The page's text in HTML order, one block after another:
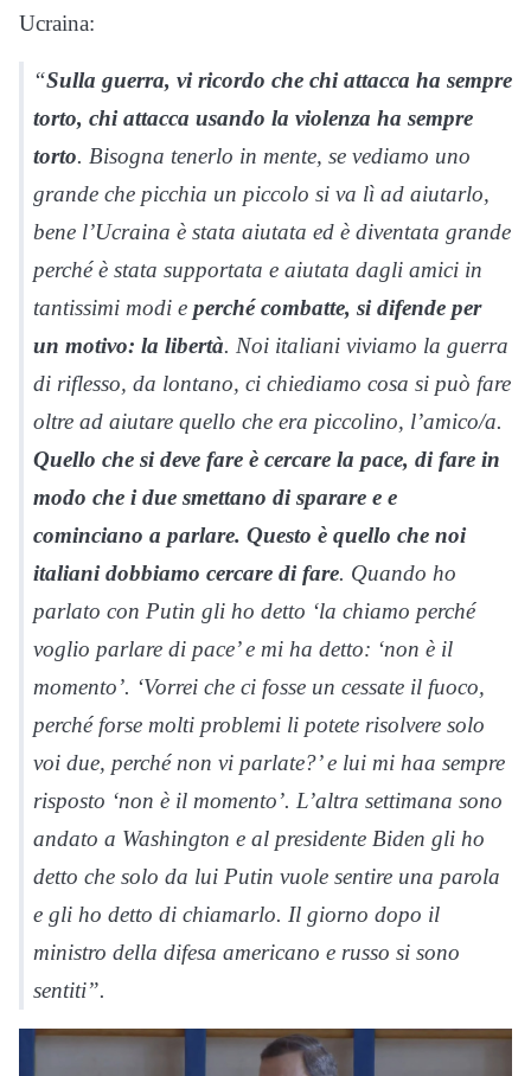
Ucraina:
“Sulla guerra, vi ricordo che chi attacca ha sempre
torto, chi attacca usando la violenza ha sempre
torto. Bisogna tenerlo in mente, se vediamo uno
grande che picchia un piccolo si va lì ad aiutarlo,
bene l’Ucraina è stata aiutata ed è diventata grande
perché è stata supportata e aiutata dagli amici in
tantissimi modi e perché combatte, si difende per
un motivo: la libertà. Noi italiani viviamo la guerra
di riflesso, da lontano, ci chiediamo cosa si può fare
oltre ad aiutare quello che era piccolino, l’amico/a.
Quello che si deve fare è cercare la pace, di fare in
modo che i due smettano di sparare e e
cominciano a parlare. Questo è quello che noi
italiani dobbiamo cercare di fare. Quando ho
parlato con Putin gli ho detto ‘la chiamo perché
voglio parlare di pace’ e mi ha detto: ‘non è il
momento’. ‘Vorrei che ci fosse un cessate il fuoco,
perché forse molti problemi li potete risolvere solo
voi due, perché non vi parlate?’ e lui mi haa sempre
risposto ‘non è il momento’. L’altra settimana sono
andato a Washington e al presidente Biden gli ho
detto che solo da lui Putin vuole sentire una parola
e gli ho detto di chiamarlo. Il giorno dopo il
ministro della difesa americano e russo si sono
sentiti”.